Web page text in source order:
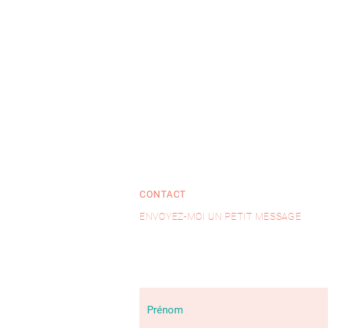
CONTACT
ENVOYEZ-MOI UN PETIT MESSAGE